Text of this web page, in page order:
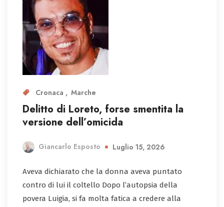
Cronaca Marche
Delitto di Loreto, forse smentita la
versione dell’omicida
Giancarlo Esposto Luglio 15, 2026
Aveva dichiarato che la donna aveva puntato
contro di lui il coltello Dopo l’autopsia della
povera Luigia, si fa molta fatica a credere alla